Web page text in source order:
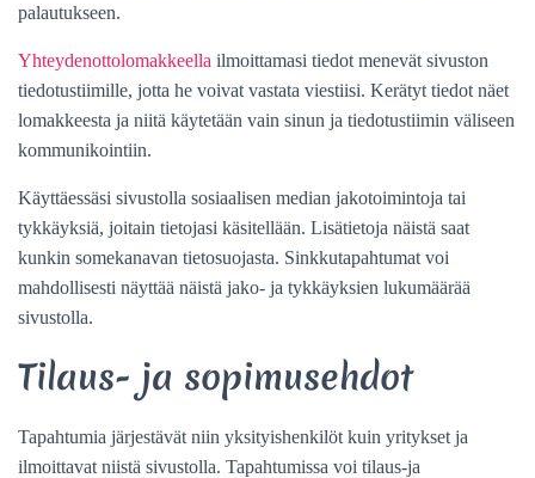
palautukseen.
Yhteydenottolomakkeella ilmoittamasi tiedot menevät sivuston
tiedotustiimille, jotta he voivat vastata viestiisi. Kerätyt tiedot näet
lomakkeesta ja niitä käytetään vain sinun ja tiedotustiimin väliseen
kommunikointiin.
Käyttäessäsi sivustolla sosiaalisen median jakotoimintoja tai
tykkäyksiä, joitain tietojasi käsitellään. Lisätietoja näistä saat
kunkin somekanavan tietosuojasta. Sinkkutapahtumat voi
mahdollisesti näyttää näistä jako- ja tykkäyksien lukumäärää
sivustolla.
Tilaus- ja sopimusehdot
Tapahtumia järjestävät niin yksityishenkilöt kuin yritykset ja
ilmoittavat niistä sivustolla. Tapahtumissa voi tilaus-ja